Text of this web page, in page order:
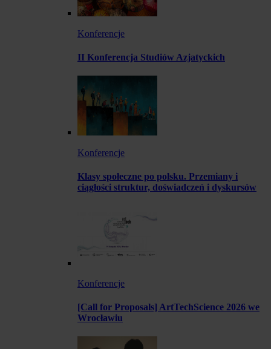
Konferencje
II Konferencja Studiów Azjatyckich
Konferencje
Klasy społeczne po polsku. Przemiany i
ciągłości struktur, doświadczeń i dyskursów
Konferencje
[Call for Proposals] ArtTechScience 2026 we
Wrocławiu